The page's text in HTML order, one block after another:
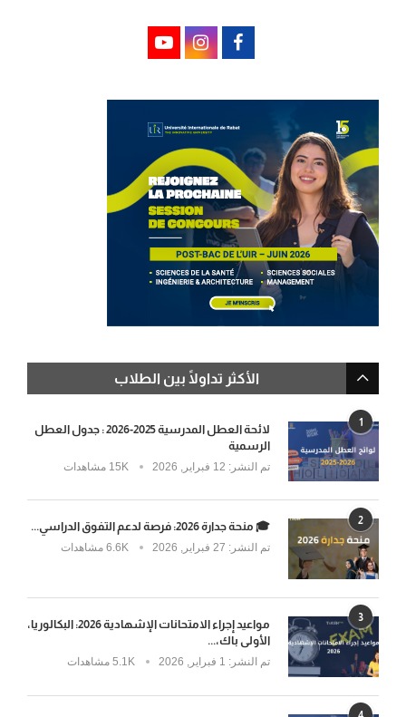
الأكثر تداولًا بين الطلاب
1
لائحة العطل المدرسية 2025-2026 : جدول العطل
الرسمية
تم النشر: 15K مشاهدات
2 🎓 منحة جدارة 2026: فرصة لدعم التفوق الدراسي...
تم النشر: 6.6K مشاهدات
3
مواعيد إجراء الامتحانات الإشهادية 2026: البكالوريا،
الأولى باك،...
تم النشر: 5.1K مشاهدات